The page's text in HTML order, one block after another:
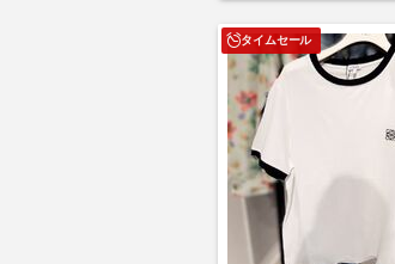
タイムセール